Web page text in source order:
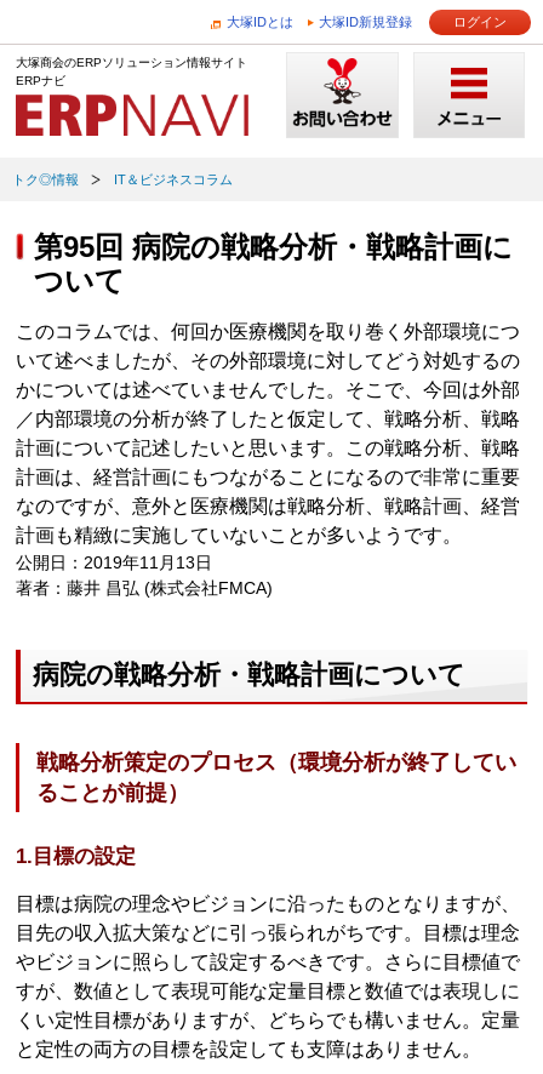
大塚IDとは 大塚ID新規登録 ログイン
大塚商会のERPソリューション情報サイト
ERPナビ
トク◎情報 IT＆ビジネスコラム
第95回 病院の戦略分析・戦略計画に
ついて
このコラムでは、何回か医療機関を取り巻く外部環境につ
いて述べましたが、その外部環境に対してどう対処するの
かについては述べていませんでした。そこで、今回は外部
／内部環境の分析が終了したと仮定して、戦略分析、戦略
計画について記述したいと思います。この戦略分析、戦略
計画は、経営計画にもつながることになるので非常に重要
なのですが、意外と医療機関は戦略分析、戦略計画、経営
計画も精緻に実施していないことが多いようです。
公開日：2019年11月13日
著者：藤井 昌弘 (株式会社FMCA)
病院の戦略分析・戦略計画について
戦略分析策定のプロセス（環境分析が終了してい
ることが前提）
1.目標の設定
目標は病院の理念やビジョンに沿ったものとなりますが、
目先の収入拡大策などに引っ張られがちです。目標は理念
やビジョンに照らして設定するべきです。さらに目標値で
すが、数値として表現可能な定量目標と数値では表現しに
くい定性目標がありますが、どちらでも構いません。定量
と定性の両方の目標を設定しても支障はありません。